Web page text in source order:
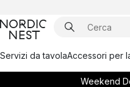
Servizi da tavolaAccessori per
Weekend